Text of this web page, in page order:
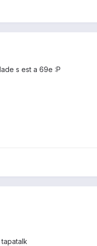
s est a 69e :P